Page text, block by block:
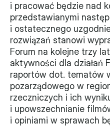
Kalendarz działań
Projekty
XVII forum NGO
Projekt z powiatem
Przystąp
Członkostwo
i pracować będzie nad
przedstawianymi
i ostatecznego
rozwiązań stanowi
Forum na kolejne trzy
aktywności dla działań
raportów dot. tematów
pozarządowego w
rzeczniczych i ich
i upowszechnianie
i opiniami w sprawach